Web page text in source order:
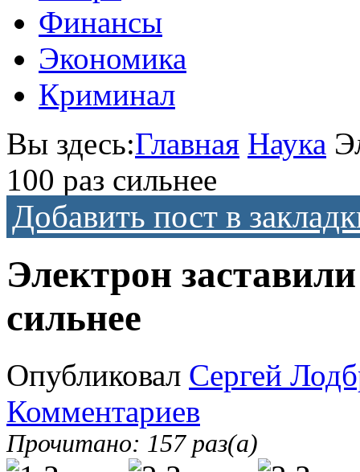
Финансы
Экономика
Криминал
Вы здесь:Главная Наука
100 раз сильнее
Добавить пост в
Электрон
сильнее
Опубликовал Сергей
Комментариев
Прочитано: 157 раз(а)